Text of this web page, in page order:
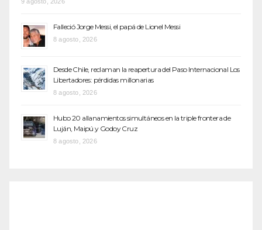
Falleció Jorge Messi, el papá de Lionel Messi
8 agosto, 2026
Desde Chile, reclaman la reapertura del Paso Internacional Los
Libertadores: pérdidas millonarias
8 agosto, 2026
Hubo 20 allanamientos simultáneos en la triple frontera de
Luján, Maipú y Godoy Cruz
8 agosto, 2026